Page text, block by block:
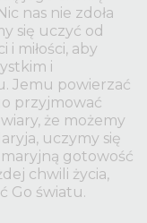
nas nie zdoła
się uczyć od
miłości, aby
i
Jemu powierzać
przyjmować
że możemy
uczymy się
gotowość
chwili życia,
Go światu.